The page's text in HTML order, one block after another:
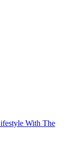
With The